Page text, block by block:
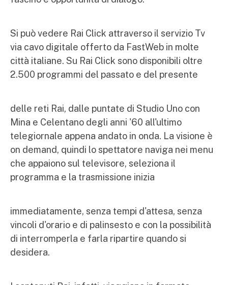
Si può vedere Rai Click attraverso il servizio Tv
via cavo digitale offerto da FastWeb in molte
città italiane. Su Rai Click sono disponibili oltre
2.500 programmi del passato e del presente
delle reti Rai, dalle puntate di Studio Uno con
Mina e Celentano degli anni '60 all'ultimo
telegiornale appena andato in onda. La visione è
on demand, quindi lo spettatore naviga nei menu
che appaiono sul televisore, seleziona il
programma e la trasmissione inizia
immediatamente, senza tempi d'attesa, senza
vincoli d'orario e di palinsesto e con la possibilità
di interromperla e farla ripartire quando si
desidera.